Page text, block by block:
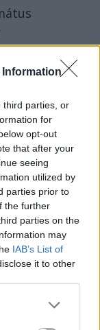
Information
third parties, or
for
opt-out
that after your
seeing
utilized by
parties prior to
the further
parties on the
may
IAB’s List of
it to other
jogú
és
kápolna